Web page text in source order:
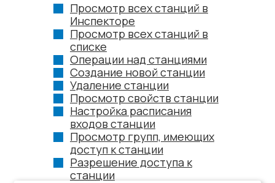
Просмотр всех станций в
Инспекторе
Просмотр всех станций в
списке
Операции над станциями
Создание новой станции
Удаление станции
Просмотр свойств станции
Настройка расписания
входов станции
Просмотр групп, имеющих
доступ к станции
Разрешение доступа к
станции